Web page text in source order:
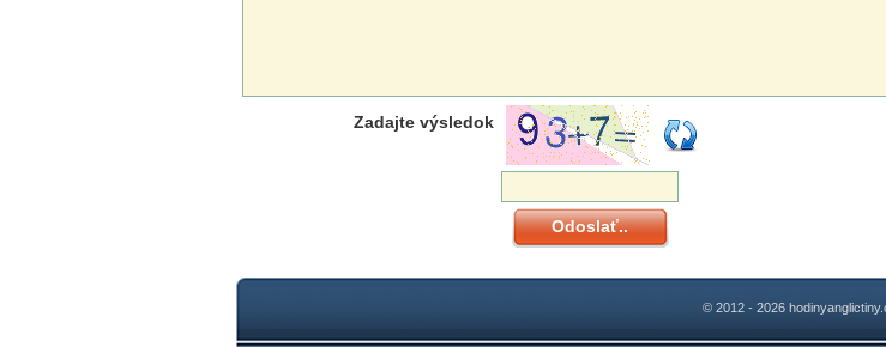
Zadajte výsledok
Odoslať..
© 2012 - 2026